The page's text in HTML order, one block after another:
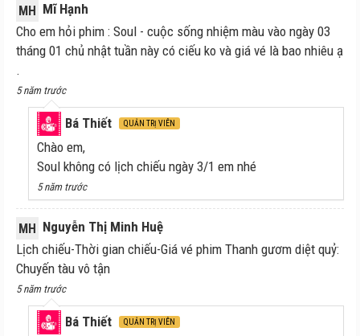
MH Mĩ Hạnh
Cho em hỏi phim : Soul - cuộc sống nhiệm màu vào ngày 03
tháng 01 chủ nhật tuần này có ciếu ko và giá vé là bao nhiêu ạ
.
5 năm trước
Bá Thiết QUẢN TRỊ VIÊN
Chào em,
Soul không có lịch chiếu ngày 3/1 em nhé
5 năm trước
MH Nguyễn Thị Minh Huệ
Lịch chiếu-Thời gian chiếu-Giá vé phim Thanh gươm diệt quỷ:
Chuyến tàu vô tận
5 năm trước
Bá Thiết QUẢN TRỊ VIÊN